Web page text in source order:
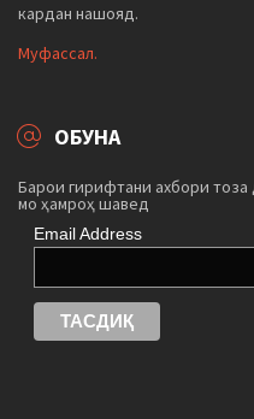
кардан нашояд.
Муфассал.
ОБУНА
Барои гирифтани ахбори
мо ҳамроҳ шавед
Email Address